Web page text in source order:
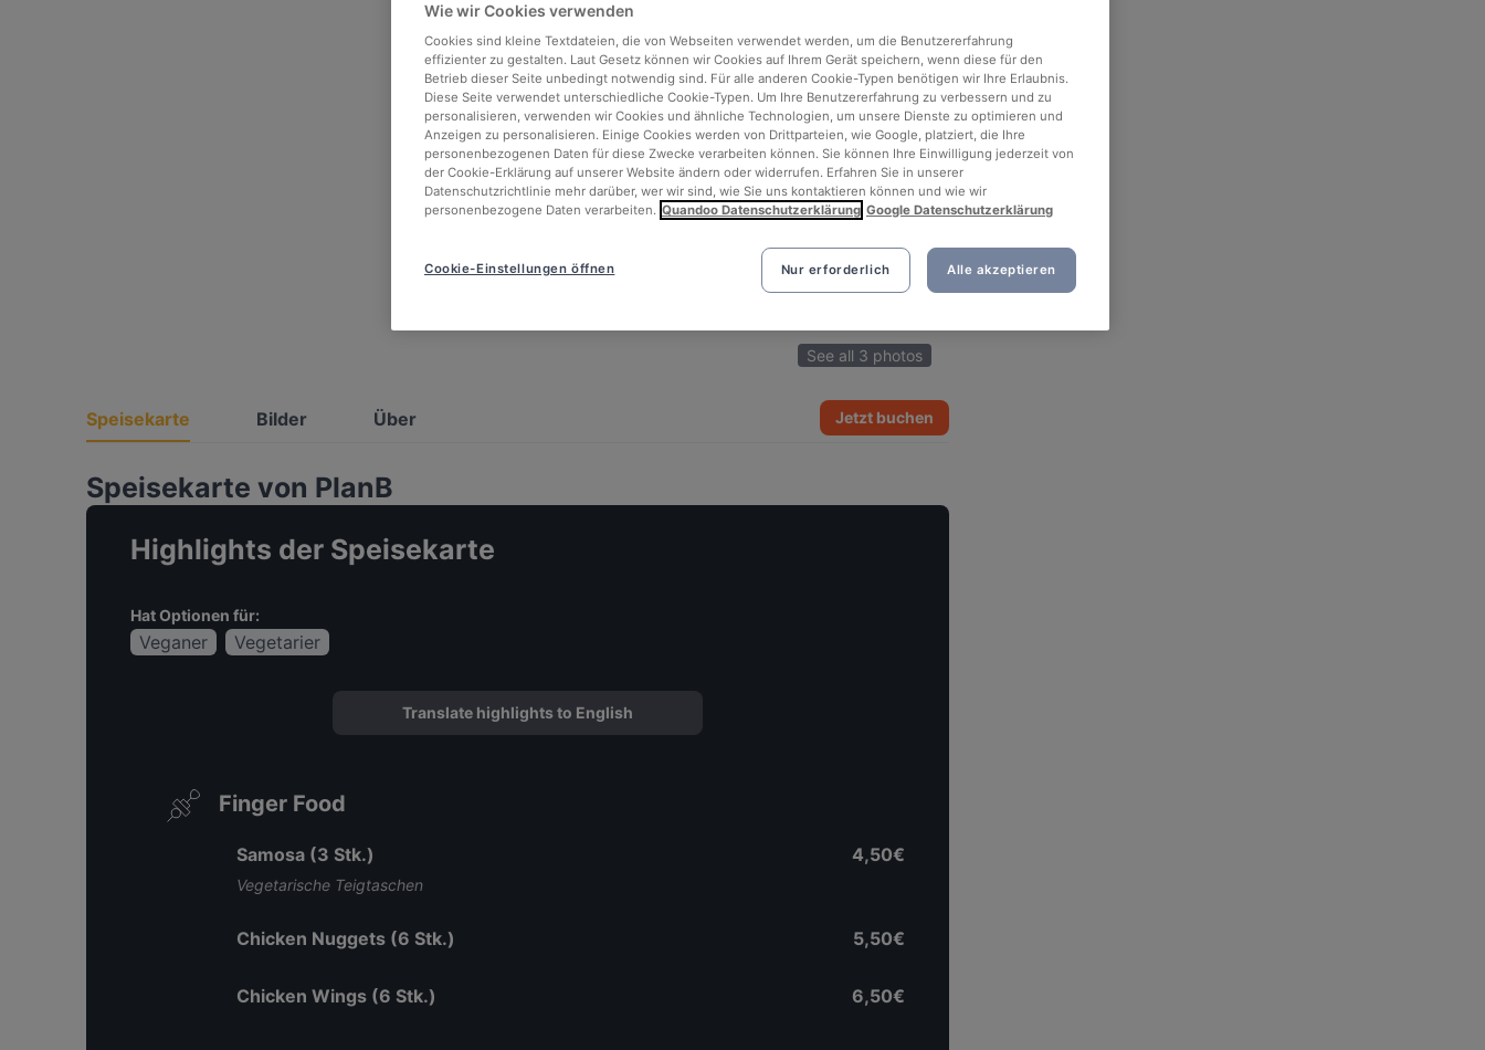
See all 3 photos
Speisekarte Bilder Über Jetzt buchen
Speisekarte von PlanB
Highlights der Speisekarte
Hat Optionen für:
Veganer Vegetarier
Translate highlights to English
Finger Food
Samosa (3 Stk.)
Vegetarische Teigtaschen
4,50€
Chicken Nuggets (6 Stk.) 5,50€
Chicken Wings (6 Stk.) 6,50€
Wie wir Cookies verwenden
Cookies sind kleine Textdateien, die von Webseiten verwendet werden, um die Benutzererfahrung
effizienter zu gestalten. Laut Gesetz können wir Cookies auf Ihrem Gerät speichern, wenn diese für den
Betrieb dieser Seite unbedingt notwendig sind. Für alle anderen Cookie-Typen benötigen wir Ihre Erlaubnis.
Diese Seite verwendet unterschiedliche Cookie-Typen. Um Ihre Benutzererfahrung zu verbessern und zu
personalisieren, verwenden wir Cookies und ähnliche Technologien, um unsere Dienste zu optimieren und
Anzeigen zu personalisieren. Einige Cookies werden von Drittparteien, wie Google, platziert, die Ihre
personenbezogenen Daten für diese Zwecke verarbeiten können. Sie können Ihre Einwilligung jederzeit von
der Cookie-Erklärung auf unserer Website ändern oder widerrufen. Erfahren Sie in unserer
Datenschutzrichtlinie mehr darüber, wer wir sind, wie Sie uns kontaktieren können und wie wir
personenbezogene Daten verarbeiten. Quandoo Datenschutzerklärung Google Datenschutzerklärung
Nur erforderlich Alle akzeptieren
Cookie-Einstellungen öffnen